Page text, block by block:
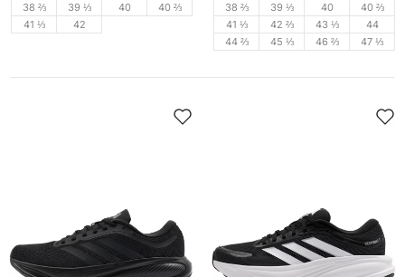
38 ⅔
39 ⅓ 40
40 ⅔
41 ⅓
42
38 ⅔
39 ⅓ 40
40 ⅔
41 ⅓
42 ⅔ 43 ⅓
44
44 ⅔
45 ⅓ 46 ⅔ 47 ⅓